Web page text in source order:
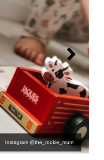
Instagram @the_rookie_mum